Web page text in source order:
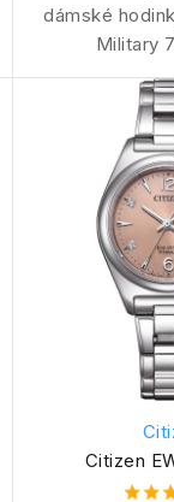
dámské
Military
Citizen